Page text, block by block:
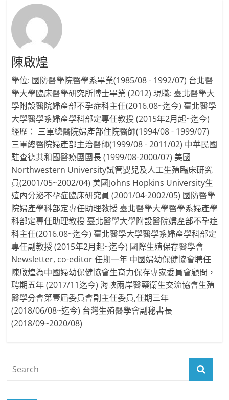
陳啟煌
學位: 國防醫學院醫學系畢業(1985/08 - 1992/07) 台北醫
學大學臨床醫學研究所博士畢業 (2012) 現職: 臺北醫學大
學附設醫院婦產部不孕症科主任(2016.08~迄今) 臺北醫學
大學醫學系婦產學科部定專任教授 (2015年2月起~迄今)
經歷： 三軍總醫院婦產部住院醫師(1994/08 - 1999/07)
三軍總醫院婦產部主治醫師(1999/08 - 2011/02) 中華民國
駐查德共和國醫療團團長 (1999/08-2000/07) 美國
Northwestern University試管嬰兒及人工生殖臨床研究
員(2001/05~2002/04) 美國Johns Hopkins University生
殖內分泌不孕症臨床研究員 (2001/04-2002/05) 國防醫學
院婦產學科部定專任助理教授 臺北醫學大學醫學系婦產學
科部定專任助理教授 臺北醫學大學附設醫院婦產部不孕症
科主任(2016.08~迄今) 臺北醫學大學醫學系婦產學科部定
專任副教授 (2015年2月起~迄今) 國際生殖保存醫學會
Newsletter, co-editor 任期一年 中國婦幼保健協會聘任
陳啟煌為中國婦幼保健協會生育力保存專家委員會顧問，
聘期五年 (2017/11迄今) 海峽兩岸醫藥衛生交流協會生殖
醫學分會第壹屆委員會副主任委員,任期三年
(2018/06/08~迄今) 台灣生殖醫學會副秘書長
(2018/09~2020/08)